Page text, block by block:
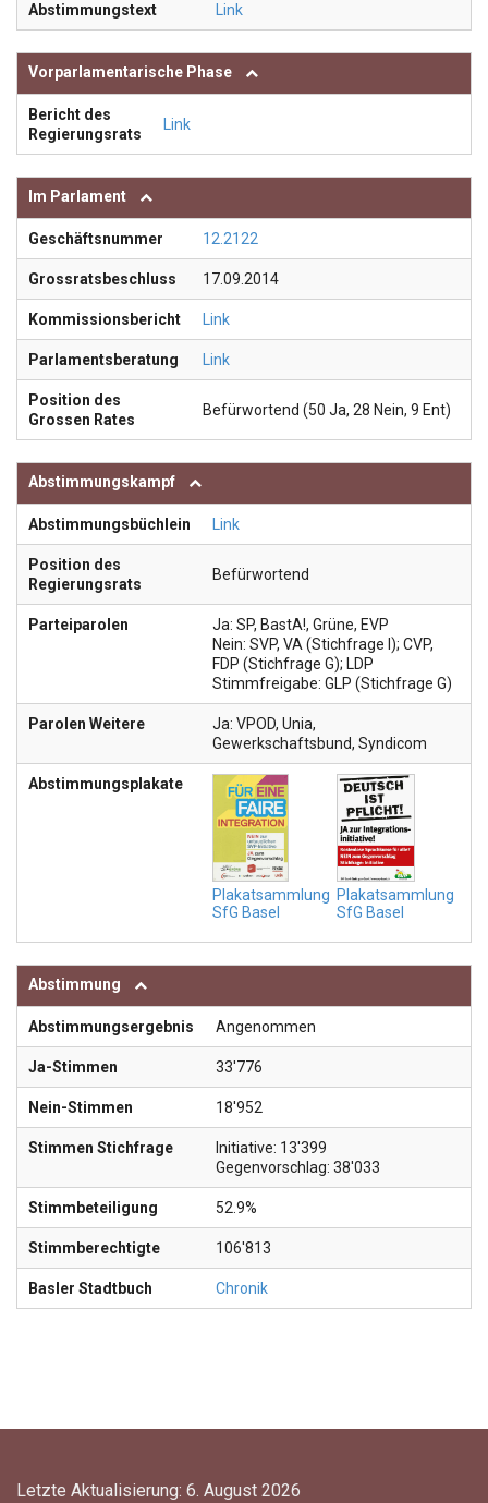
Abstimmungstext Link
Vorparlamentarische Phase
Bericht des
Regierungsrats
Link
Im Parlament
Geschäftsnummer 12.2122
Grossratsbeschluss 17.09.2014
Kommissionsbericht Link
Parlamentsberatung Link
Position des
Grossen Rates
Befürwortend (50 Ja, 28 Nein, 9 Ent)
Abstimmungskampf
Abstimmungsbüchlein Link
Position des
Regierungsrats
Befürwortend
Parteiparolen
Ja: SP, BastA!, Grüne, EVP
Nein: SVP, VA (Stichfrage I); CVP,
FDP (Stichfrage G); LDP
Stimmfreigabe: GLP (Stichfrage G)
Parolen Weitere
Ja: VPOD, Unia,
Gewerkschaftsbund, Syndicom
Abstimmungsplakate
Plakatsammlung
SfG Basel
Plakatsammlung
SfG Basel
Abstimmung
Abstimmungsergebnis Angenommen
Ja-Stimmen 33'776
Nein-Stimmen 18'952
Stimmen Stichfrage
Initiative: 13'399
Gegenvorschlag: 38'033
Stimmbeteiligung 52.9%
Stimmberechtigte 106'813
Basler Stadtbuch Chronik
Letzte Aktualisierung: 6. August 2026